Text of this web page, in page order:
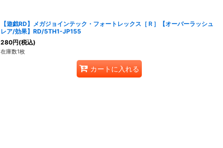
【遊戯RD】メガジョインテック・フォートレックス［Ｒ］【オーバーラッシュ
レア/効果】RD/5TH1-JP155
280円(税込)
在庫数1枚
カートに入れる